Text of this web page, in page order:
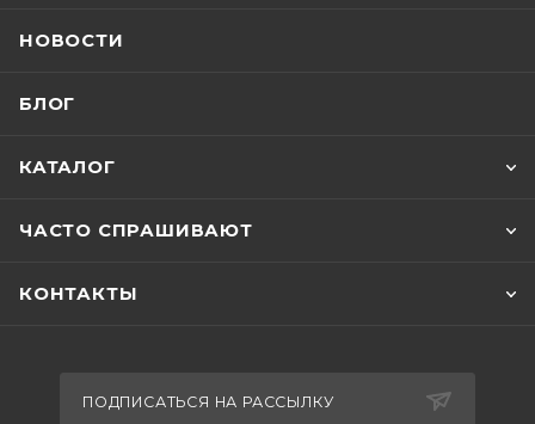
НОВОСТИ
БЛОГ
КАТАЛОГ
ЧАСТО СПРАШИВАЮТ
КОНТАКТЫ
ПОДПИСАТЬСЯ НА РАССЫЛКУ